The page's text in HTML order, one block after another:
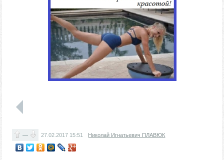
— 27.02.2017 15:51 Николай Игнатьевич ПЛАВЮК